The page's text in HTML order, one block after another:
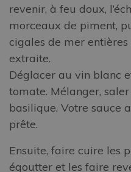
revenir, à feu doux,
morceaux de piment,
cigales de mer
extraite.
Déglacer au vin blanc
tomate. Mélanger,
basilique. Votre sauce
prête.
Ensuite, faire cuire les
égoutter et les faire